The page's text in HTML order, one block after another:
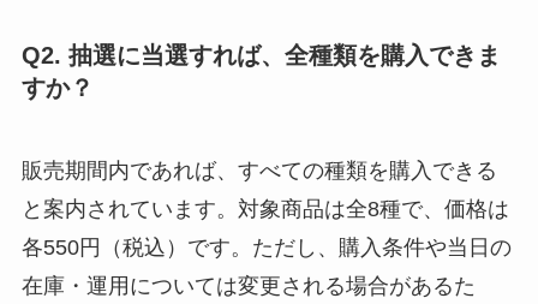
Q2. 抽選に当選すれば、全種類を購入できま
すか？
販売期間内であれば、すべての種類を購入できる
と案内されています。対象商品は全8種で、価格は
各550円（税込）です。ただし、購入条件や当日の
在庫・運用については変更される場合があるた